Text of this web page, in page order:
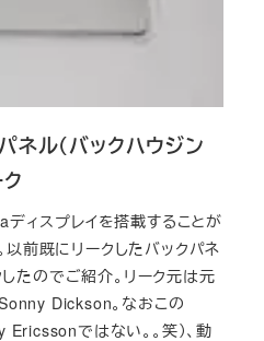
ル（バックハウジン
ィスプレイを搭載することが
以前既にリークしたバックパネ
たのでご紹介。リーク元は元
Dickson。なおこの
ではない。。笑）、動